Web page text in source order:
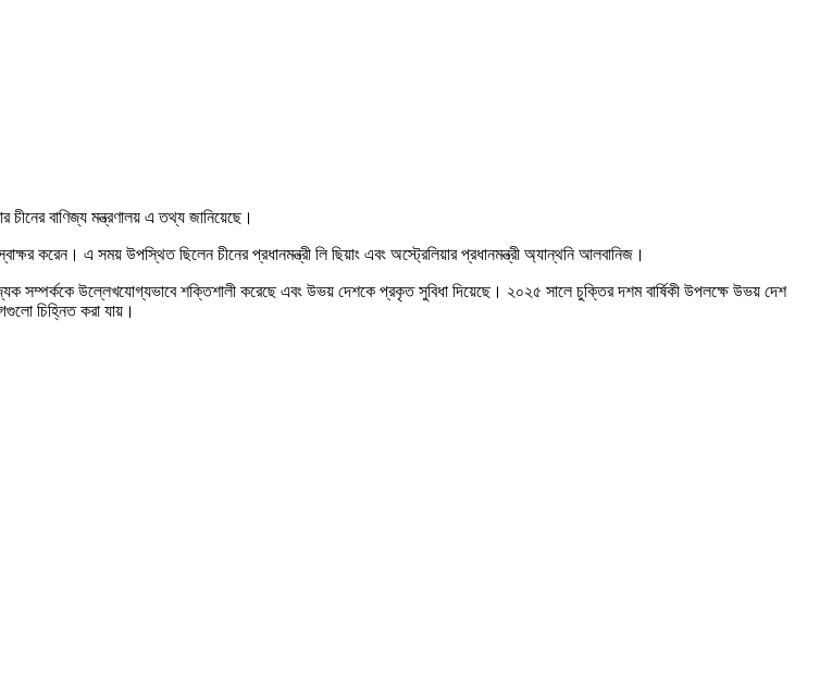
বাণিজ্য মন্ত্রণালয় এ তথ্য জানিয়েছে।
করেন। এ সময় উপস্থিত ছিলেন চীনের প্রধানমন্ত্রী লি ছিয়াং এবং অস্ট্রেলিয়ার প্রধানমন্ত্রী অ্যান্থনি আলবানিজ।
সম্পর্ককে উল্লেখযোগ্যভাবে শক্তিশালী করেছে এবং উভয় দেশকে প্রকৃত সুবিধা দিয়েছে। ২০২৫ সালে চুক্তির দশম বার্ষিকী উপলক্ষে উভয় দেশ
চিহ্নিত করা যায়।